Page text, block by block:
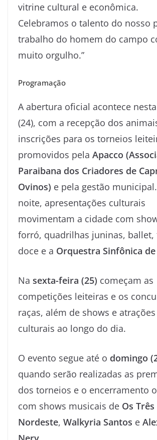
vitrine cultural e econômica.
Celebramos o talento do nosso
trabalho do homem do campo
muito orgulho.”
Programação
A abertura oficial acontece
(24), com a recepção dos
inscrições para os torneios
promovidos pela Apacco
Paraibana dos Criadores de
Ovinos) e pela gestão
noite, apresentações culturais
movimentam a cidade com
forró, quadrilhas juninas, ballet,
doce e a Orquestra Sinfônica
Na sexta-feira (25) começam as
competições leiteiras e os
raças, além de shows e atrações
culturais ao longo do dia.
O evento segue até o domingo
quando serão realizadas as
dos torneios e o encerramento
com shows musicais de Os
Nordeste, Walkyria Santos e